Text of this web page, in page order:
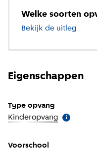
Welke soorten
Bekijk de uitleg
Eigenschappen
Type opvang
Kinderopvang Meer
i
Voorschool